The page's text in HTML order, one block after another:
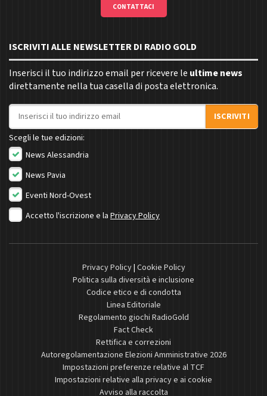
CONTATTACI
ISCRIVITI ALLE NEWSLETTER DI RADIO GOLD
Inserisci il tuo indirizzo email per ricevere le ultime news
direttamente nella tua casella di posta elettronica.
Indirizzo email
ISCRIVITI
Scegli le tue edizioni:
News Alessandria
News Pavia
Eventi Nord-Ovest
Accetto l'iscrizione e la Privacy Policy
Privacy Policy| Cookie Policy
Politica sulla diversità e inclusione
Codice etico e di condotta
Linea Editoriale
Regolamento giochi RadioGold
Fact Check
Rettifica e correzioni
Autoregolamentazione Elezioni Amministrative 2026
Impostazioni preferenze relative al TCF
Impostazioni relative alla privacy e ai cookie
Avviso alla raccolta